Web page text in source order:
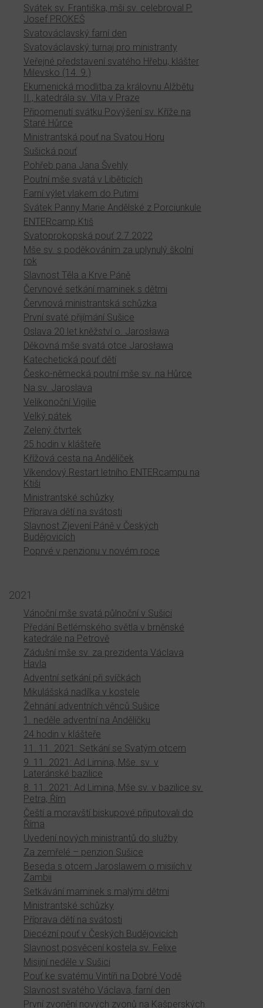
Svátek sv. Františka, mši sv. celebroval P.
Josef PROKEŠ
Svatováclavský farní den
Svatováclavský turnaj pro ministranty
Veřejné představení svatého Hřebu, klášter
Milevsko (14. 9.)
Ekumenická modlitba za královnu Alžbětu
II., katedrála sv. Víta v Praze
Připomenutí svátku Povýšení sv. Kříže na
Staré Hůrce
Ministrantská pouť na Svatou Horu
Sušická pouť
Pohřeb pana Jana Švehly
Poutní mše svatá v Liběticích
Farní výlet vlakem do Putimi
Svátek Panny Marie Andělské z Porciunkule
ENTERcamp Ktiš
Svatoprokopská pouť 2.7.2022
Mše sv. s poděkováním za uplynulý školní
rok
Slavnost Těla a Krve Páně
Červnové setkání maminek s dětmi
Červnová ministrantská schůzka
První svaté přijímání Sušice
Oslava 20 let kněžství o. Jarosława
Děkovná mše svatá otce Jarosława
Katechetická pouť dětí
Česko-německá poutní mše sv. na Hůrce
Na sv. Jaroslava
Velikonoční Vigilie
Velký pátek
Zelený čtvrtek
25 hodin v klášteře
Křížová cesta na Andělíček
Víkendový Restart letního ENTERcampu na
Ktiši
Ministrantské schůzky
Příprava dětí na svátosti
Slavnost Zjevení Páně v Českých
Budějovicích
Poprvé v penzionu v novém roce
2021
Vánoční mše svatá půlnoční v Sušici
Předání Betlémského světla v brněnské
katedrále na Petrově
Zádušní mše sv. za prezidenta Václava
Havla
Adventní setkání při svíčkách
Mikulášská nadílka v kostele
Žehnání adventních věnců Sušice
1. neděle adventní na Andělíčku
24 hodin v klášteře
11. 11. 2021: Setkání se Svatým otcem
9. 11. 2021: Ad Limina, Mše. sv. v
Lateránské bazilice
8. 11. 2021: Ad Limina, Mše sv. v bazilice sv.
Petra, Řím
Čeští a moravští biskupové připutovali do
Říma
Uvedení nových ministrantů do služby
Za zemřelé – penzion Sušice
Beseda s otcem Jaroslawem o misiích v
Zambii
Setkávání maminek s malými dětmi
Ministrantské schůzky
Příprava dětí na svátosti
Diecézní pouť v Českých Budějovicích
Slavnost posvěcení kostela sv. Felixe
Misijní neděle v Sušici
Pouť ke svatému Vintíři na Dobré Vodě
Slavnost svatého Václava, farní den
První zvonění nových zvonů na Kašperských